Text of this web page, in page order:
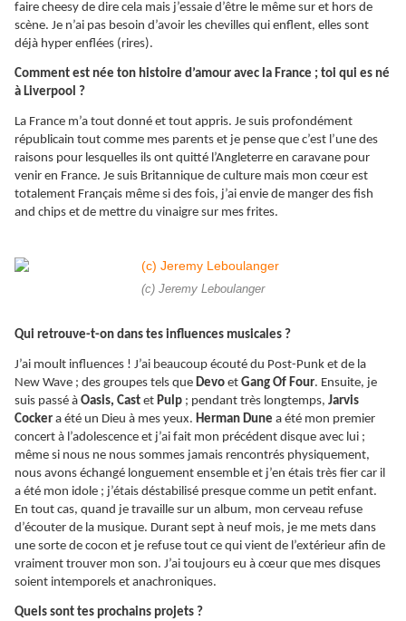
faire cheesy de dire cela mais j’essaie d’être le même sur et hors de
scène. Je n’ai pas besoin d’avoir les chevilles qui enflent, elles sont
déjà hyper enflées (rires).
Comment est née ton histoire d’amour avec la France ; toi qui es né
à Liverpool ?
La France m’a tout donné et tout appris. Je suis profondément
républicain tout comme mes parents et je pense que c’est l’une des
raisons pour lesquelles ils ont quitté l’Angleterre en caravane pour
venir en France. Je suis Britannique de culture mais mon cœur est
totalement Français même si des fois, j’ai envie de manger des fish
and chips et de mettre du vinaigre sur mes frites.
(c) Jeremy Leboulanger
Qui retrouve-t-on dans tes influences musicales ?
J’ai moult influences ! J’ai beaucoup écouté du Post-Punk et de la
New Wave ; des groupes tels que Devo et Gang Of Four. Ensuite, je
suis passé à Oasis, Cast et Pulp ; pendant très longtemps, Jarvis
Cocker a été un Dieu à mes yeux. Herman Dune a été mon premier
concert à l’adolescence et j’ai fait mon précédent disque avec lui ;
même si nous ne nous sommes jamais rencontrés physiquement,
nous avons échangé longuement ensemble et j’en étais très fier car il
a été mon idole ; j’étais déstabilisé presque comme un petit enfant.
En tout cas, quand je travaille sur un album, mon cerveau refuse
d’écouter de la musique. Durant sept à neuf mois, je me mets dans
une sorte de cocon et je refuse tout ce qui vient de l’extérieur afin de
vraiment trouver mon son. J’ai toujours eu à cœur que mes disques
soient intemporels et anachroniques.
Quels sont tes prochains projets ?